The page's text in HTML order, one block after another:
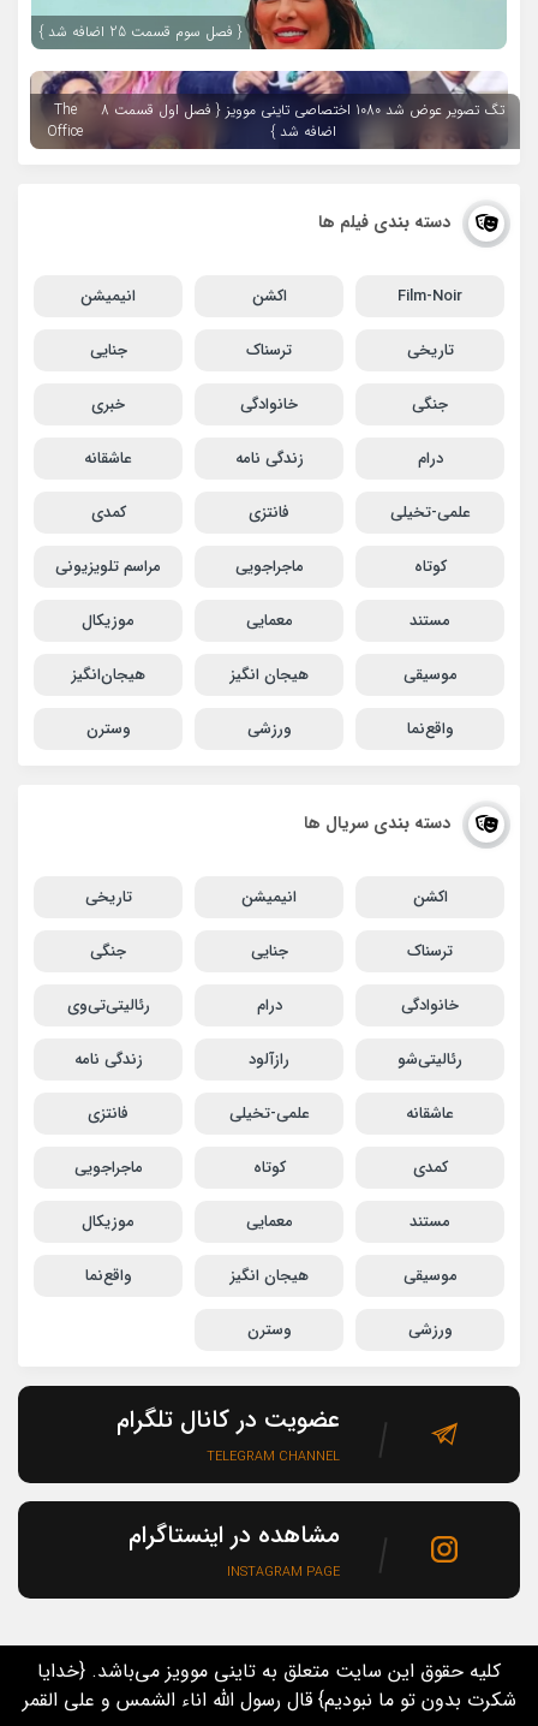
{ فصل سوم قسمت 25 اضافه شد }
تگ تصویر عوض شد 1080 اختصاصی تاینی موویز { فصل اول قسمت 8
اضافه شد }
The
Office
دسته بندی فیلم ها
Film-Noir اکشن انیمیشن
تاریخی ترسناک جنایی
جنگی خانوادگی خبری
درام زندگی نامه عاشقانه
علمی-تخیلی فانتزی کمدی
کوتاه ماجراجویی مراسم تلویزیونی
مستند معمایی موزیکال
موسیقی هیجان انگیز هیجان‌انگیز
واقع‌نما ورزشی وسترن
دسته بندی سریال ها
اکشن انیمیشن تاریخی
ترسناک جنایی جنگی
خانوادگی درام رئالیتی‌تی‌وی
رئالیتی‌شو رازآلود زندگی نامه
عاشقانه علمی-تخیلی فانتزی
کمدی کوتاه ماجراجویی
مستند معمایی موزیکال
موسیقی هیجان انگیز واقع‌نما
ورزشی وسترن
عضویت در کانال تلگرام
TELEGRAM CHANNEL
مشاهده در اینستاگرام
INSTAGRAM PAGE
کلیه حقوق این سایت متعلق به تاینی موویز می‌باشد. {خدایا
شکرت بدون تو ما نبودیم} قال رسول الله اناء الشمس و علی القمر